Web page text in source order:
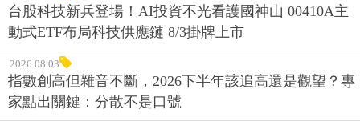
台股科技新兵登場！AI投資不光看護國神山 00410A主
動式ETF布局科技供應鏈 8/3掛牌上市
2026.08.03
指數創高但雜音不斷，2026下半年該追高還是觀望？專
家點出關鍵：分散不是口號